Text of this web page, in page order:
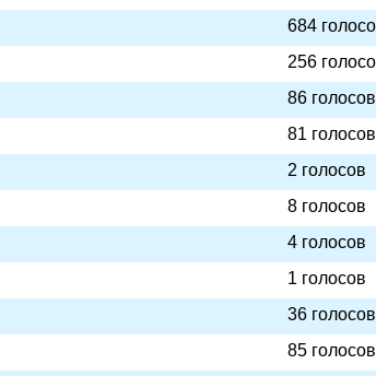
684
256
86 голосов
81 голосов
2 голосов
8 голосов
4 голосов
1 голосов
36 голосов
85 голосов